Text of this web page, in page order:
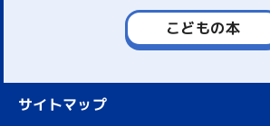
こどもの本
サイトマップ